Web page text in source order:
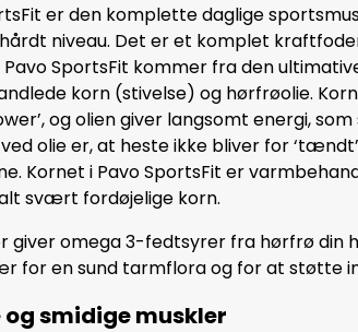
er den komplette daglige
niveau. Det er et komplet
Pavo SportsFit kommer fra den
korn (stivelse) og hørfrøolie.
og olien giver langsomt energi,
olie er, at heste ikke bliver for
Kornet i Pavo SportsFit er
svært fordøjelige korn.
giver omega 3-fedtsyrer fra hørfrø din
for en sund tarmflora og for at støtte
smidige muskler